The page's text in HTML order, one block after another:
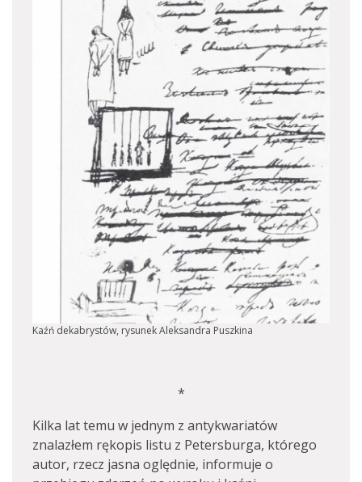
Kaźń dekabrystów, rysunek Aleksandra Puszkina
*
Kilka lat temu w jednym z antykwariatów
znalazłem rękopis listu z Petersburga, którego
autor, rzecz jasna oględnie, informuje o